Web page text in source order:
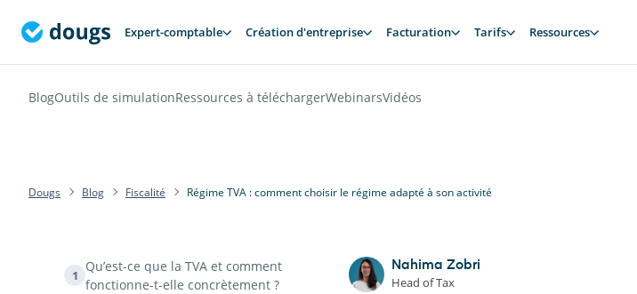
Expert-comptable Création d'entreprise Facturation Tarifs Ressources
BlogOutils de simulationRessources à téléchargerWebinarsVidéos
Dougs Blog Fiscalité Régime TVA : comment choisir le régime adapté à son activité
1
Qu’est-ce que la TVA et comment
fonctionne-t-elle concrètement ?
Nahima Zobri
Head of Tax